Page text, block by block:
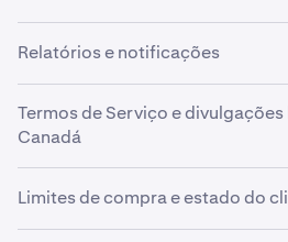
Relatórios e notificações
Os clientes canadianos
mensalmente. Todos os meses,
A Kraken também enviará e-mails
Termos de Serviço e
Canadá
Temos Termos de Serviço
canadianos, juntamente com
específicas do Canadá
Limites de compra e estado do